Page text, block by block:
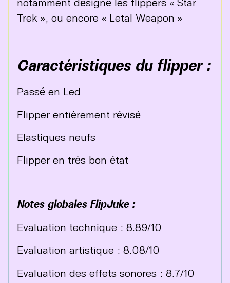
Trek », ou encore « Letal Weapon »
Caractéristiques du flipper :
Passé en Led
Flipper entièrement révisé
Elastiques neufs
Flipper en très bon état
Notes globales FlipJuke :
Evaluation technique : 8.89/10
Evaluation artistique : 8.08/10
Evaluation des effets sonores : 8.7/10